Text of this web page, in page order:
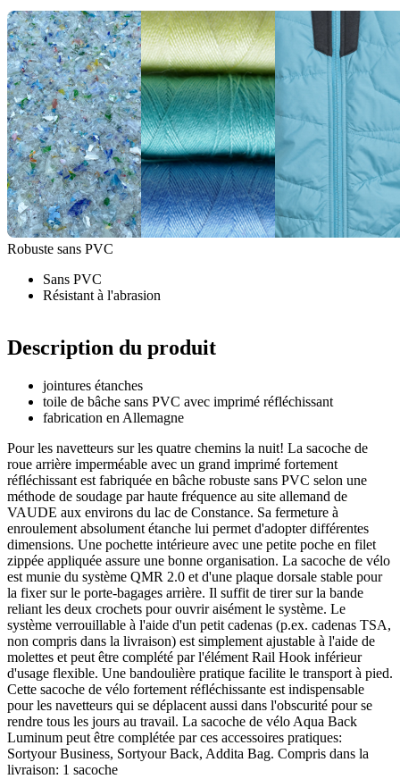
Robuste sans PVC
Sans PVC
Résistant à l'abrasion
Description du produit
jointures étanches
toile de bâche sans PVC avec imprimé réfléchissant
fabrication en Allemagne
Pour les navetteurs sur les quatre chemins la nuit! La sacoche de
roue arrière imperméable avec un grand imprimé fortement
réfléchissant est fabriquée en bâche robuste sans PVC selon une
méthode de soudage par haute fréquence au site allemand de
VAUDE aux environs du lac de Constance. Sa fermeture à
enroulement absolument étanche lui permet d'adopter différentes
dimensions. Une pochette intérieure avec une petite poche en filet
zippée appliquée assure une bonne organisation. La sacoche de vélo
est munie du système QMR 2.0 et d'une plaque dorsale stable pour
la fixer sur le porte-bagages arrière. Il suffit de tirer sur la bande
reliant les deux crochets pour ouvrir aisément le système. Le
système verrouillable à l'aide d'un petit cadenas (p.ex. cadenas TSA,
non compris dans la livraison) est simplement ajustable à l'aide de
molettes et peut être complété par l'élément Rail Hook inférieur
d'usage flexible. Une bandoulière pratique facilite le transport à pied.
Cette sacoche de vélo fortement réfléchissante est indispensable
pour les navetteurs qui se déplacent aussi dans l'obscurité pour se
rendre tous les jours au travail. La sacoche de vélo Aqua Back
Luminum peut être complétée par ces accessoires pratiques:
Sortyour Business, Sortyour Back, Addita Bag. Compris dans la
livraison: 1 sacoche